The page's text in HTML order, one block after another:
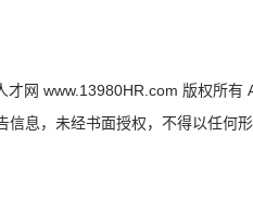
才网 www.13980HR.com 版权所
信息，未经书面授权，不得以任何